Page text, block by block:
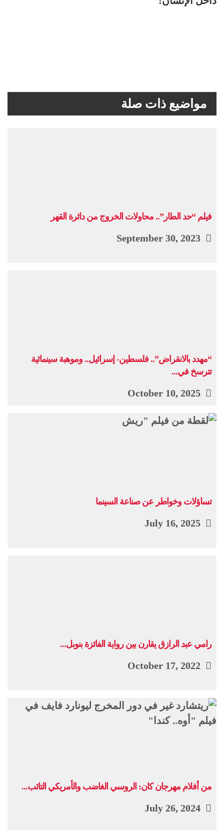
مواضيع ذات صلة
فيلم “حد الطار”.. محاولات الخروج من دائرة القهر
“مهدد بالانقراض”.. فلسطين- إسرائيل.. وموهبة سينمائية
تترسخ في...
تساؤلات وخواطر عن صناعة السينما
رامي عبد الرازق يقارن بين رواية الفائزة بنوبل...
من أفلام مهرجان كان: الروسي الغاضب والأمريكي التائب...